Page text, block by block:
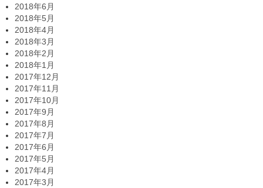
2018年6月
2018年5月
2018年4月
2018年3月
2018年2月
2018年1月
2017年12月
2017年11月
2017年10月
2017年9月
2017年8月
2017年7月
2017年6月
2017年5月
2017年4月
2017年3月